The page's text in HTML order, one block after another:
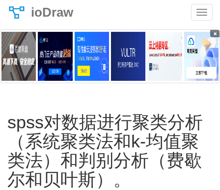
ioDraw
×
spss对数据进行聚类分析
（系统聚类法和k-均值聚
类法）和判别分析（费歇
尔和贝叶斯）。